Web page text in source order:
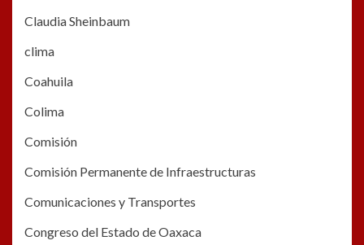
Claudia Sheinbaum
clima
Coahuila
Colima
Comisión
Comisión Permanente de Infraestructuras
Comunicaciones y Transportes
Congreso del Estado de Oaxaca